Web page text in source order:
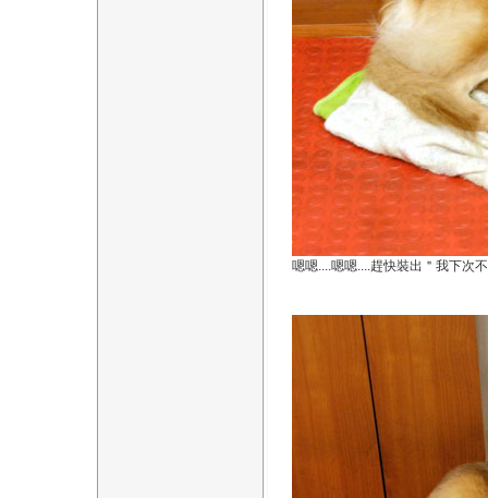
嗯嗯....嗯嗯....趕快裝出＂我下次